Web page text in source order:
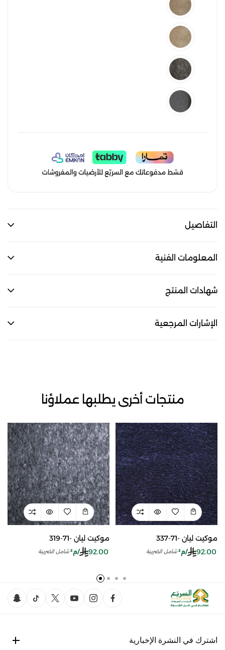
التفاصيل
المعلومات الفنية
شهادات المنتج
الإشارات المرجعية
منتجات أخرى يطلبها عملاؤنا
موكيت ليان -71-319
92.00
/م² شامل الضريبة
موكيت ليان -71-337
92.00
/م² شامل الضريبة
اشترك في النشرة الإخبارية